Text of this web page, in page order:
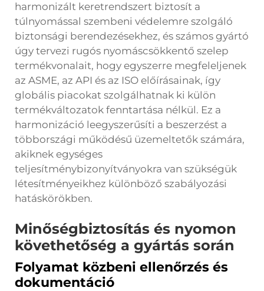
harmonizált keretrendszert biztosít a
túlnyomással szembeni védelemre szolgáló
biztonsági berendezésekhez, és számos gyártó
úgy tervezi rugós nyomáscsökkentő szelep
termékvonalait, hogy egyszerre megfeleljenek
az ASME, az API és az ISO előírásainak, így
globális piacokat szolgálhatnak ki külön
termékváltozatok fenntartása nélkül. Ez a
harmonizáció leegyszerűsíti a beszerzést a
többországi működésű üzemeltetők számára,
akiknek egységes
teljesítménybizonyítványokra van szükségük
létesítményeikhez különböző szabályozási
hatáskörökben.
Minőségbiztosítás és nyomon
követhetőség a gyártás során
Folyamat közbeni ellenőrzés és
dokumentáció